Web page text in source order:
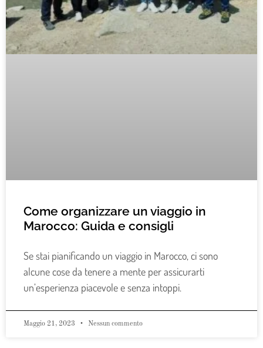
Come organizzare un viaggio in
Marocco: Guida e consigli
Se stai pianificando un viaggio in Marocco, ci sono
alcune cose da tenere a mente per assicurarti
un’esperienza piacevole e senza intoppi.
Maggio 21, 2023 Nessun commento